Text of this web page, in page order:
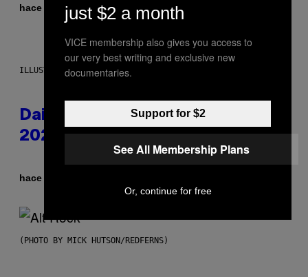
hace 39 minutos Por Caleb Catlin
ILLUSTRATION BY REESA.
Daily Horoscope: August 6,
2026
hace 7 horas
(PHOTO BY MICK HUTSON/REDFERNS)
just $2 a month
VICE membership also gives you access to
our very best writing and exclusive new
documentaries.
Support for $2
See All Membership Plans
Or, continue for free